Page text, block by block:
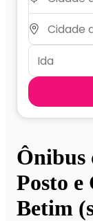
Ônibus
Posto
Betim